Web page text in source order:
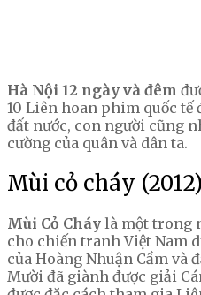
Hà Nội 12 ngày và đêm
10 Liên hoan phim quốc tế
đất nước, con người cũng
cường của quân và dân ta.
Mùi cỏ cháy (2012)
Mùi Cỏ Cháy là một trong
cho chiến tranh Việt Nam
của Hoàng Nhuận Cầm và
Mười đã giành được giải